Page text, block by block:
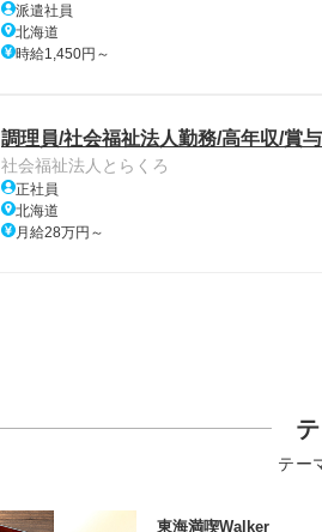
派遣社員
北海道
時給1,450円～
調理員/社会福祉法人勤務/高年収/賞
社会福祉法人とらくろ
正社員
北海道
月給28万円～
テー
東海満喫Walker